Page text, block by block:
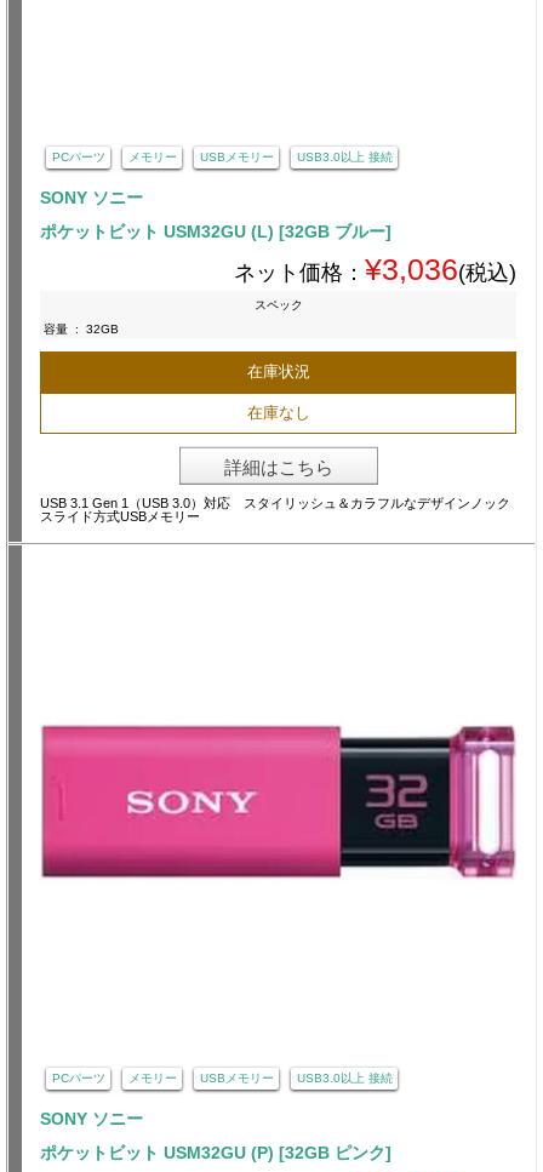
PCパーツ メモリー USBメモリー USB3.0以上 接続
SONY ソニー
ポケットビット USM32GU (L) [32GB ブルー]
ネット価格： ¥3,036(税込)
スペック
容量 : 32GB
在庫状況
在庫なし
詳細はこちら
USB 3.1 Gen 1（USB 3.0）対応 スタイリッシュ＆カラフルなデザインノック
スライド方式USBメモリー
PCパーツ メモリー USBメモリー USB3.0以上 接続
SONY ソニー
ポケットビット USM32GU (P) [32GB ピンク]